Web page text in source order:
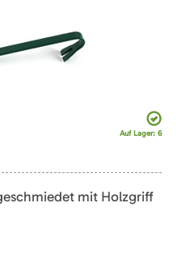
Auf Lager: 6
mit Holzgriff